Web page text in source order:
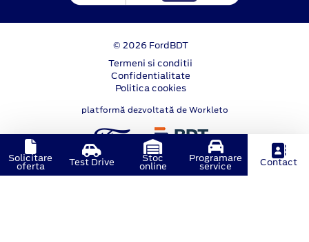
© 2026 FordBDT
Termeni si conditii
Confidentialitate
Politica cookies
platformă dezvoltată de Workleto
Solicitare
oferta Test Drive Stoc
online
Programare
service Contact